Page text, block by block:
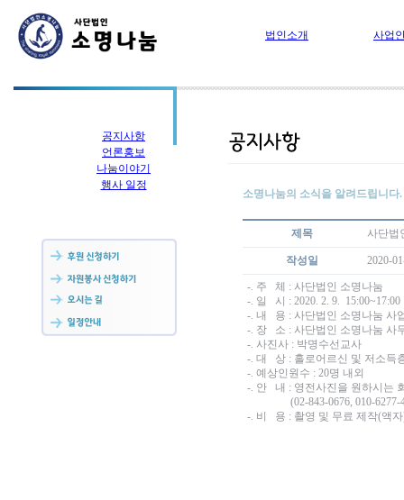
법인소개 사업
공지사항
언론홍보
나눔이야기
행사 일정
소명나눔의 소식을 알려드립니다.
제목 사단법
작성일 2020-
-. 주 체 : 사단법인 소명나눔
-. 일 시 : 2020. 2. 9. 15:00~17:00
-. 내 용 : 사단법인 소명나눔 사
-. 장 소 : 사단법인 소명나눔 사
-. 사진사 : 박명수선교사
-. 대 상 : 홀로어르신 및 저소득
-. 예상인원수 : 20명 내외
-. 안 내 : 영전사진을 원하시는
(02-843-0676, 010-6277-
-. 비 용 : 촬영 및 무료 제작(액